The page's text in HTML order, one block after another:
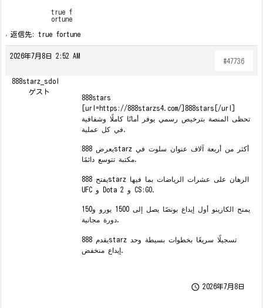
true f
ortune
› 返信先: true fortune
2026年7月8日 2:52 AM
#47736
888starz_sdol
ゲスト
888stars
[url=https://888starzs4.com/]888stars[/url]
تحظى المنصة بترخيص رسمي يوفر أمانًا كاملًا وشفافية
يعرض 888starz أكثر من أربعة آلاف عنوان سلوت في
يفتح 888starz الرهان على عشرات الرياضات بما فيها
UFC و Dota 2 و CS:GO.
يمنح الكازينو أول إيداع بونصًا يصل إلى 1500 يورو و150
يقدم 888starz تسجيلًا سريعًا بخطوات بسيطة وحد
 2026年7月8日